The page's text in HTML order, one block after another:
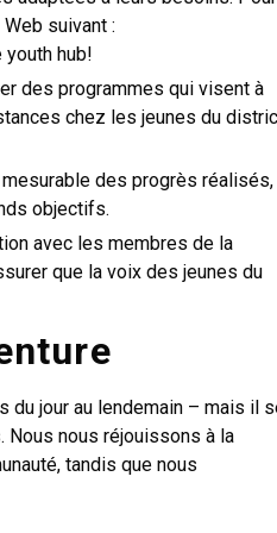
suivant :
hub!
des programmes qui visent à
chez les jeunes du
des progrès réalisés,
objectifs.
avec les membres de la
que la voix des jeunes du
du jour au lendemain – mais il
nous réjouissons à la
tandis que nous